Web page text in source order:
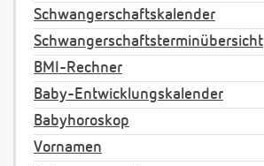
Schwangerschaftskalender
Schwangerschaftsterminübersicht
BMI-Rechner
Baby-Entwicklungskalender
Babyhoroskop
Vornamen